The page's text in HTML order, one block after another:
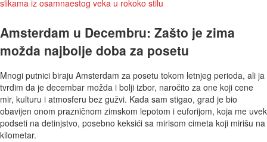
Amsterdam u Decembru: Zašto je zima
možda najbolje doba za posetu
Mnogi putnici biraju Amsterdam za posetu tokom letnjeg perioda, ali ja
tvrdim da je decembar možda i bolji izbor, naročito za one koji cene
mir, kulturu i atmosferu bez gužvi. Kada sam stigao, grad je bio
obavijen onom prazničnom zimskom lepotom i euforijom, koja me uvek
podseti na detinjstvo, posebno keksići sa mirisom cimeta koji mirišu na
kilometar.